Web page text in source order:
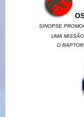
SINOPSE
UMA
O